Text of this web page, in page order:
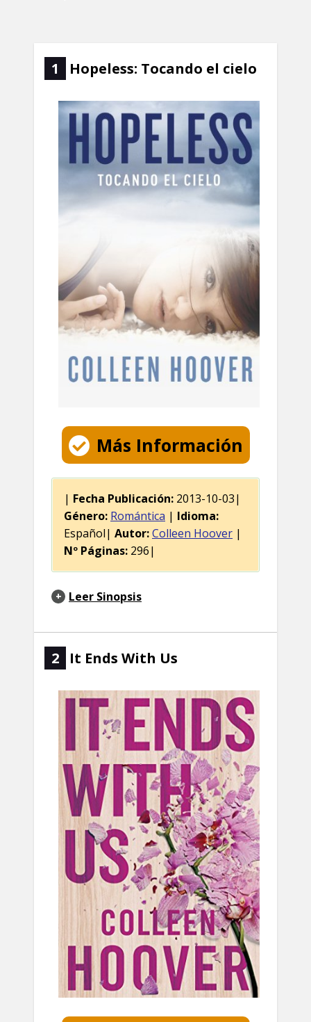
1 Hopeless: Tocando el cielo
Más Información
| Fecha Publicación: 2013-10-03|
Género: Romántica | Idioma:
Español| Autor:Colleen Hoover |
Nº Páginas: 296|
Leer Sinopsis
2 It Ends With Us